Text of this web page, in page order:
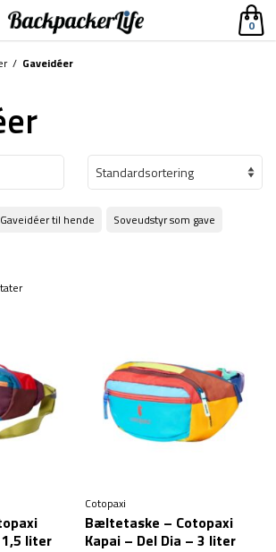
0
/ Gaveidéer
Gaveidéer til hende
Soveudstyr som gave
1,5 liter
Cotopaxi
Bæltetaske – Cotopaxi
Kapai – Del Dia – 3 liter